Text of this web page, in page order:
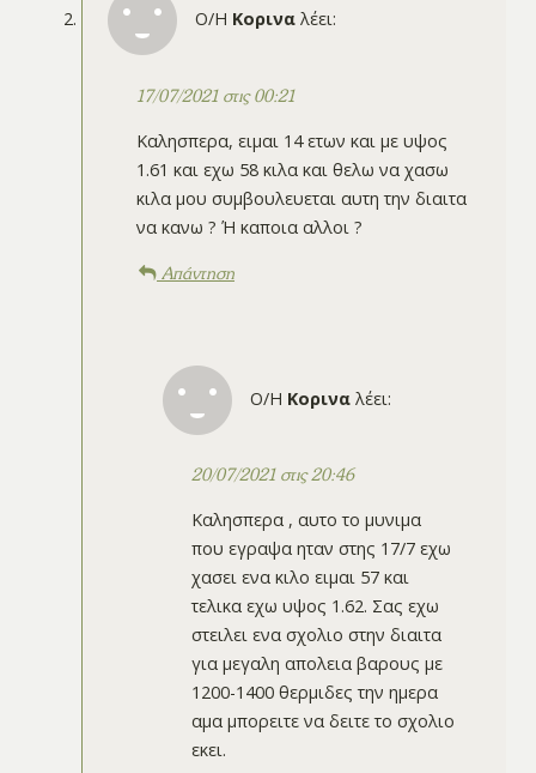
Ο/Η Κορινα λέει:
17/07/2021 στις 00:21
Καλησπερα, ειμαι 14 ετων και με υψος
1.61 και εχω 58 κιλα και θελω να χασω
κιλα μου συμβουλευεται αυτη την διαιτα
να κανω ? Ή καποια αλλοι ?
Απάντηση
Ο/Η Κορινα λέει:
20/07/2021 στις 20:46
Καλησπερα , αυτο το μυνιμα
που εγραψα ηταν στης 17/7 εχω
χασει ενα κιλο ειμαι 57 και
τελικα εχω υψος 1.62. Σας εχω
στειλει ενα σχολιο στην διαιτα
για μεγαλη απολεια βαρους με
1200-1400 θερμιδες την ημερα
αμα μπορειτε να δειτε το σχολιο
εκει.